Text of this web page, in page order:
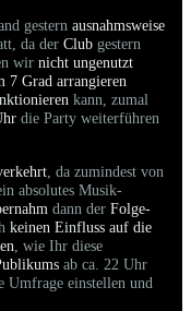
gestern ausnahmsweise
da der Club gestern
wir nicht ungenutzt
7 Grad arrangieren
kann, zumal
die Party weiterführen
, da zumindest von
absolutes Musik-
dann der Folge-
keinen Einfluss auf die
, wie Ihr diese
ab ca. 22 Uhr
Umfrage einstellen und